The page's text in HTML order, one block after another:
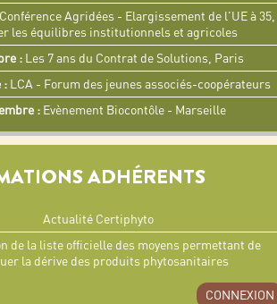
Conférence Agridées - Elargissement de l'UE à 35,
les équilibres institutionnels et agricoles
: Les 7 ans du Contrat de Solutions, Paris
: LCA - Forum des jeunes associés-coopérateurs
: Evènement Biocontôle - Marseille
ADHÉRENTS
Actualité Certiphyto
de la liste officielle des moyens permettant de
la dérive des produits phytosanitaires
CONNEXION